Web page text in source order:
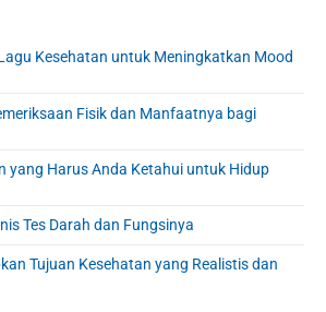
Kesehatan untuk Meningkatkan Mood
Fisik dan Manfaatnya bagi
yang Harus Anda Ketahui untuk Hidup
Tes Darah dan Fungsinya
Tujuan Kesehatan yang Realistis dan